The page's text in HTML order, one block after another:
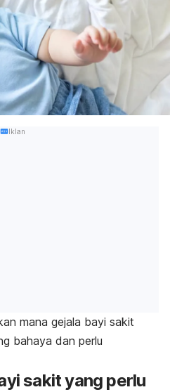
Iklan
mana gejala bayi sakit
bahaya dan perlu
sakit yang perlu